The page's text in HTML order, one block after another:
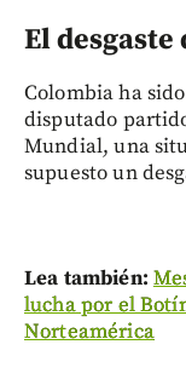
El
Colombia ha
disputado
Mundial, una
supuesto un
Lea también:
lucha por el
Norteamérica